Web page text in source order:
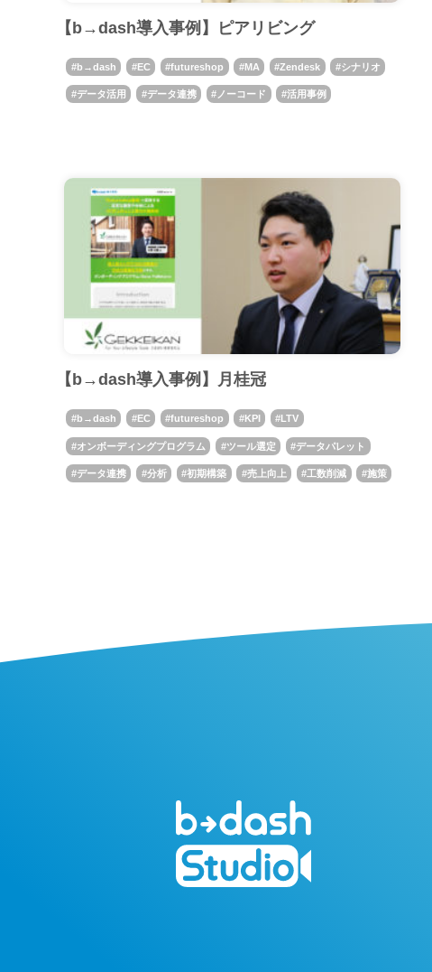
【b→dash導入事例】ピアリビング
b→dash EC futureshop MA Zendesk シナリオ
データ活用 データ連携 ノーコード 活用事例
【b→dash導入事例】月桂冠
b→dash EC futureshop KPI LTV
オンボーディングプログラム ツール選定 データパレット
データ連携 分析 初期構築 売上向上 工数削減 施策